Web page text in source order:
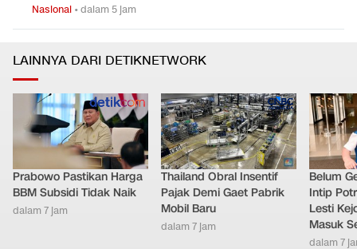
Nasional •dalam 5 jam
LAINNYA DARI DETIKNETWORK
Prabowo Pastikan Harga
BBM Subsidi Tidak Naik
dalam 7 jam
Thailand Obral Insentif
Pajak Demi Gaet Pabrik
Mobil Baru
dalam 7 jam
Belum
Intip
Lesti
Masuk
dalam 7